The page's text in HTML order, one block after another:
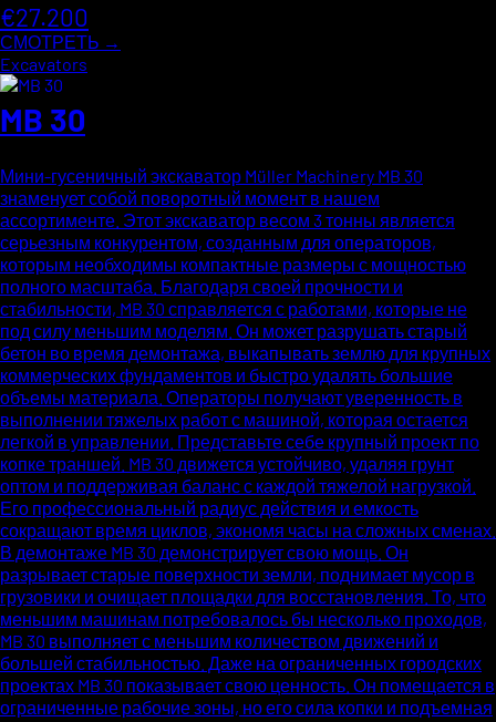
€27.200
СМОТРЕТЬ →
Excavators
MB 30
Мини-гусеничный экскаватор Müller Machinery MB 30
знаменует собой поворотный момент в нашем
ассортименте. Этот экскаватор весом 3 тонны является
серьезным конкурентом, созданным для операторов,
которым необходимы компактные размеры с мощностью
полного масштаба. Благодаря своей прочности и
стабильности, MB 30 справляется с работами, которые не
под силу меньшим моделям. Он может разрушать старый
бетон во время демонтажа, выкапывать землю для крупных
коммерческих фундаментов и быстро удалять большие
объемы материала. Операторы получают уверенность в
выполнении тяжелых работ с машиной, которая остается
легкой в управлении. Представьте себе крупный проект по
копке траншей. MB 30 движется устойчиво, удаляя грунт
оптом и поддерживая баланс с каждой тяжелой нагрузкой.
Его профессиональный радиус действия и емкость
сокращают время циклов, экономя часы на сложных сменах.
В демонтаже MB 30 демонстрирует свою мощь. Он
разрывает старые поверхности земли, поднимает мусор в
грузовики и очищает площадки для восстановления. То, что
меньшим машинам потребовалось бы несколько проходов,
MB 30 выполняет с меньшим количеством движений и
большей стабильностью. Даже на ограниченных городских
проектах MB 30 показывает свою ценность. Он помещается в
ограниченные рабочие зоны, но его сила копки и подъемная